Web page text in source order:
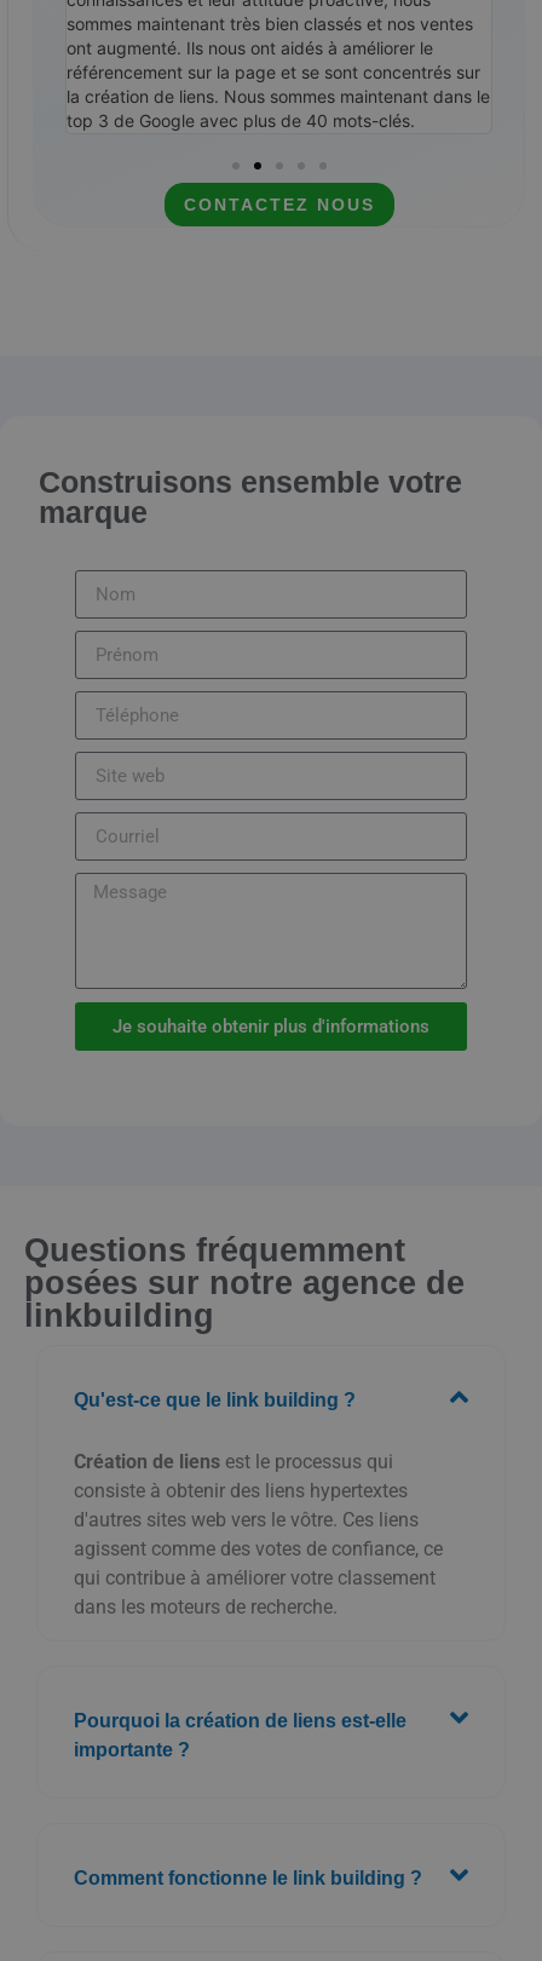
sommes maintenant très bien classés et nos ventes
ont augmenté. Ils nous ont aidés à améliorer le
référencement sur la page et se sont concentrés sur
la création de liens. Nous sommes maintenant dans le
top 3 de Google avec plus de 40 mots-clés.
CONTACTEZ NOUS
Construisons ensemble votre
marque
Je souhaite obtenir plus d'informations
Questions fréquemment
posées sur notre agence de
linkbuilding
Qu'est-ce que le link building ?
Création de liens est le processus qui
consiste à obtenir des liens hypertextes
d'autres sites web vers le vôtre. Ces liens
agissent comme des votes de confiance, ce
qui contribue à améliorer votre classement
dans les moteurs de recherche.
Pourquoi la création de liens est-elle
importante ?
Comment fonctionne le link building ?